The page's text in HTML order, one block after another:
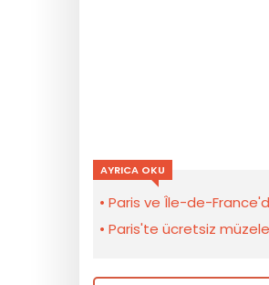
AYRICA OKU
Paris ve Île-de-
Paris'te ücretsiz